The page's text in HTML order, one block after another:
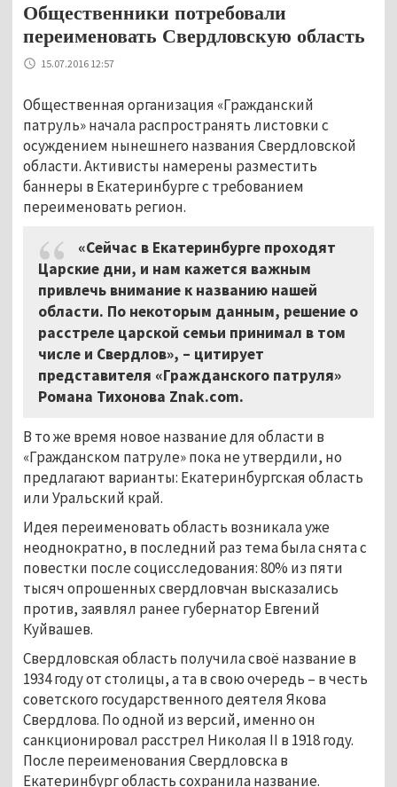
Общественники потребовали
переименовать Свердловскую область
15.07.2016 12:57
Общественная организация «Гражданский
патруль» начала распространять листовки с
осуждением нынешнего названия Свердловской
области. Активисты намерены разместить
баннеры в Екатеринбурге с требованием
переименовать регион.
«Сейчас в Екатеринбурге проходят
Царские дни, и нам кажется важным
привлечь внимание к названию нашей
области. По некоторым данным, решение о
расстреле царской семьи принимал в том
числе и Свердлов», – цитирует
представителя «Гражданского патруля»
Романа Тихонова Znak.com.
В то же время новое название для области в
«Гражданском патруле» пока не утвердили, но
предлагают варианты: Екатеринбургская область
или Уральский край.
Идея переименовать область возникала уже
неоднократно, в последний раз тема была снята с
повестки после социсследования: 80% из пяти
тысяч опрошенных свердловчан высказались
против, заявлял ранее губернатор Евгений
Куйвашев.
Свердловская область получила своё название в
1934 году от столицы, а та в свою очередь – в честь
советского государственного деятеля Якова
Свердлова. По одной из версий, именно он
санкционировал расстрел Николая II в 1918 году.
После переименования Свердловска в
Екатеринбург область сохранила название.